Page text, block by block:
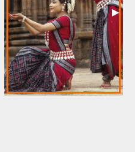
Next
Slide
▶︎